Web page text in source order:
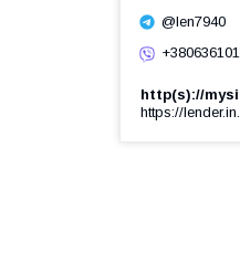
@len7940
http(s)://
https://